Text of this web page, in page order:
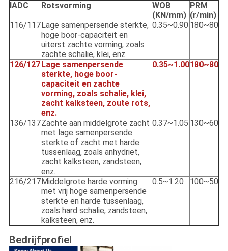
IADC Rotsvorming
WOB
(KN/mm)
PRM
(r/min)
116/117 Lage samenpersende sterkte,
hoge boor-capaciteit en
uiterst zachte vorming, zoals
zachte schalie, klei, enz.
0.35~0.90 180~80
126/127 Lage samenpersende
sterkte, hoge boor-
capaciteit en zachte
vorming, zoals schalie, klei,
zacht kalksteen, zoute rots,
enz.
0.35~1.00180~80
136/137Zachte aan middelgrote zacht
met lage samenpersende
sterkte of zacht met harde
tussenlaag, zoals anhydriet,
zacht kalksteen, zandsteen,
enz.
0.37~1.05 130~60
216/217 Middelgrote harde vorming
met vrij hoge samenpersende
sterkte en harde tussenlaag,
zoals hard schalie, zandsteen,
kalksteen, enz.
0.5~1.20 100~50
Bedrijfprofiel